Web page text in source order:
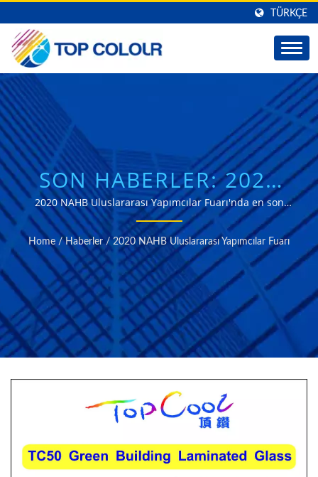
TÜRKÇE
SON HABERLER: 2020
NAHB ULUSLARARASI
YAPIMCILAR FUARI |
TOP COLOUR
2020 NAHB Uluslararası Yapımcılar Fuarı'nda en son
performanslı lamine cam ve cam filmlerini
sergileyeceğiz.
Home / Haberler / 2020 NAHB Uluslararası Yapımcılar Fuarı